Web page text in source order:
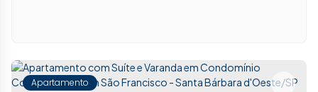
Apartamento